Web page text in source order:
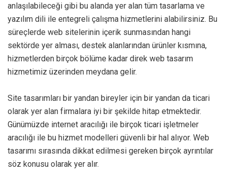
anlaşılabileceği gibi bu alanda yer alan tüm tasarlama ve
yazılım dili ile entegreli çalışma hizmetlerini alabilirsiniz. Bu
süreçlerde web sitelerinin içerik sunmasından hangi
sektörde yer alması, destek alanlarından ürünler kısmına,
hizmetlerden birçok bölüme kadar direk web tasarım
hizmetimiz üzerinden meydana gelir.
Site tasarımları bir yandan bireyler için bir yandan da ticari
olarak yer alan firmalara iyi bir şekilde hitap etmektedir.
Günümüzde internet aracılığı ile birçok ticari işletmeler
aracılığı ile bu hizmet modelleri güvenli bir hal alıyor. Web
tasarımı sırasında dikkat edilmesi gereken birçok ayrıntılar
söz konusu olarak yer alır.